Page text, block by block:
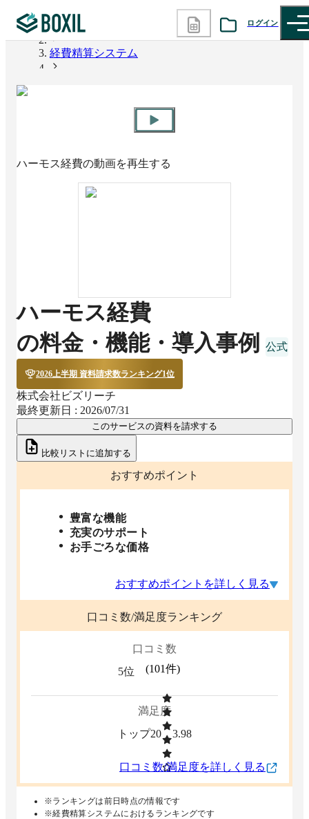
ログイン
カテゴリから探す
BOXIL
経費精算システム
ハーモス経費の動画を再生する
ハーモス経費
の料金・機能・導入事例
2026上半期 資料請求数ランキング1位
株式会社ビズリーチ
最終更新日 : 2026/07/31
このサービスの資料を請求する
比較リストに追加する
おすすめポイント
豊富な機能
充実のサポート
お手ごろな価格
おすすめポイントを詳しく見る
口コミ数/満足度ランキング
口コミ数
5位
(101件)
満足度
トップ20
3.98
口コミ数/満足度を詳しく見る
※ランキングは前日時点の情報です
※経費精算システムにおけるランキングです